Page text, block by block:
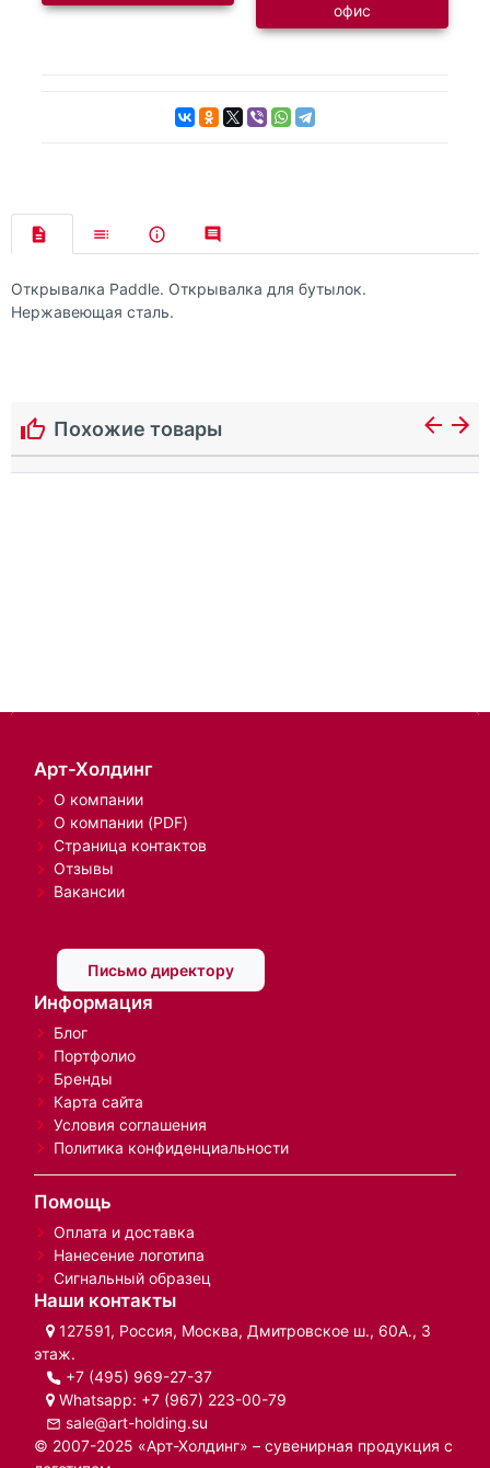
офис
Открывалка Paddle. Открывалка для бутылок.
Нержавеющая сталь.
Похожие товары
Арт-Холдинг
О компании
О компании (PDF)
Страница контактов
Отзывы
Вакансии
Письмо директору
Информация
Блог
Портфолио
Бренды
Карта сайта
Условия соглашения
Политика конфиденциальности
Помощь
Оплата и доставка
Нанесение логотипа
Сигнальный образец
Наши контакты
127591, Россия, Москва, Дмитровское ш., 60А., 3
этаж.
+7 (495) 969-27-37
Whatsapp: +7 (967) 223-00-79
sale@art-holding.su
© 2007-2025 «Арт-Холдинг» – сувенирная продукция с